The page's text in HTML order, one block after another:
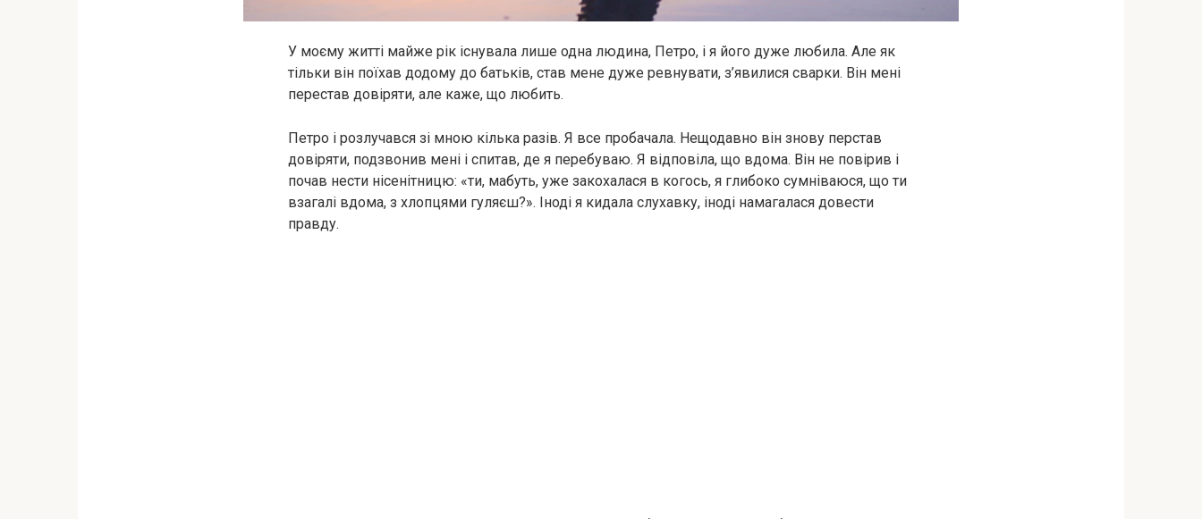
У моєму житті майже рік існувала лише одна людина, Петро, і я його дуже любила. Але як
тільки він поїхав додому до батьків, став мене дуже ревнувати, з’явилися сварки. Він мені
перестав довіряти, але каже, що любить.
Петро і розлучався зі мною кілька разів. Я все пробачала. Нещодавно він знову перстав
довіряти, подзвонив мені і спитав, де я перебуваю. Я відповіла, що вдома. Він не повірив і
почав нести нісенітницю: «ти, мабуть, уже закохалася в когось, я глибоко сумніваюся, що ти
взагалі вдома, з хлопцями гуляєш?». Іноді я кидала слухавку, іноді намагалася довести
правду.